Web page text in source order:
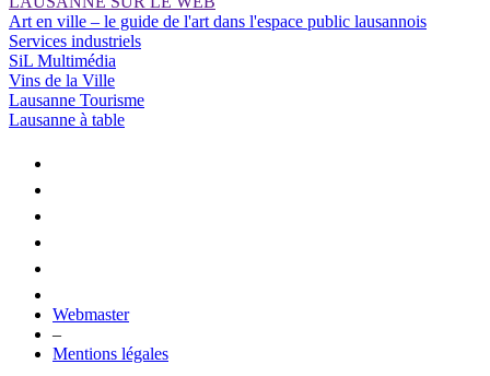
Art en ville – le guide de l'art dans l'espace public lausannois
Services industriels
SiL Multimédia
Vins de la Ville
Lausanne Tourisme
Lausanne à table
Webmaster
–
Mentions légales